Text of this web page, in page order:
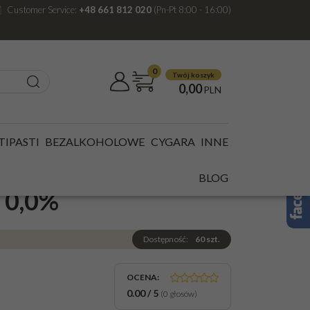
Customer Service: +48 661 812 020 (Pn-Pt 8:00 - 16:00)
0 Twój koszyk
0,00 PLN
BEZALKOHOLOWE CYGARA INNE
BLOG
Dostępność: 60szt.
OCENA:
0.00/5 (0 głosów)